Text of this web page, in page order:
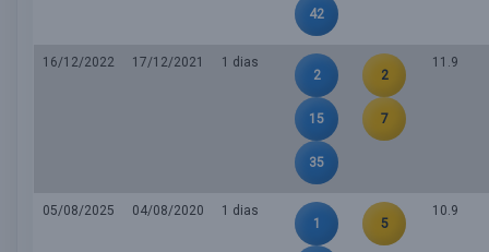
42
16/12/2022 17/12/2021
1 dias
2
15
35
2
7
11.9
05/08/2025 04/08/2020
1 dias
1
5
10.9